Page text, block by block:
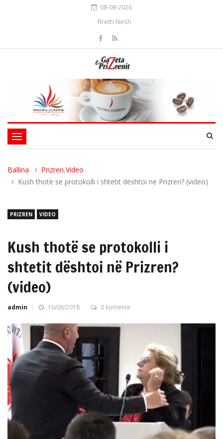
08-08-2026
Rreth Nesh
Toggle
navigation
Ballina Prizren,Video
Kush thotë se protokolli i shtetit dështoi në Prizren? (video)
PRIZREN VIDEO
Kush thotë se protokolli i
shtetit dështoi në Prizren?
(video)
admin 10/06/2018 0 komente